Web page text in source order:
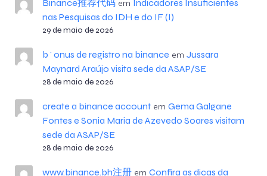
Binance推荐代码em Indicadores Insuficientes
nas Pesquisas do IDH e do IF (I)
29 de maio de 2026
b^onus de registro na binance em Jussara
Maynard Araújo visita sede da ASAP/SE
28 de maio de 2026
create a binance accountem Gema Galgane
Fontes e Sonia Maria de Azevedo Soares visitam
sede da ASAP/SE
28 de maio de 2026
www.binance.bh注册em Confira as dicas da